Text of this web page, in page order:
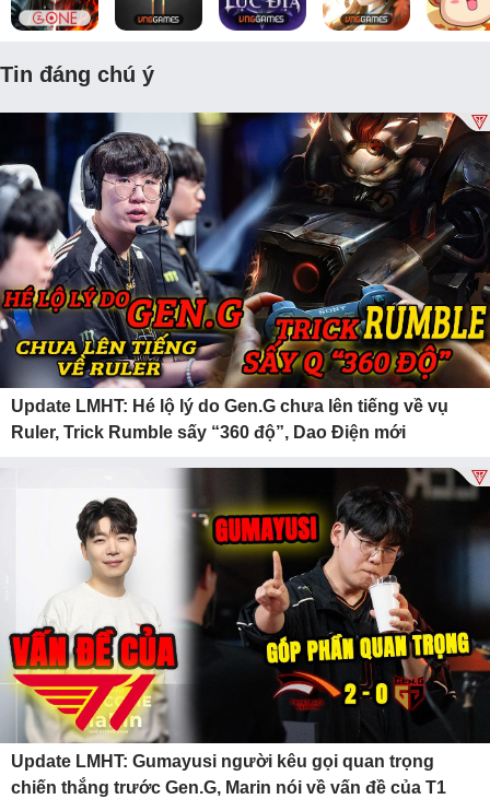
Tin đáng chú ý
Update LMHT: Hé lộ lý do Gen.G chưa lên tiếng về vụ
Ruler, Trick Rumble sấy “360 độ”, Dao Điện mới
Update LMHT: Gumayusi người kêu gọi quan trọng
chiến thắng trước Gen.G, Marin nói về vấn đề của T1